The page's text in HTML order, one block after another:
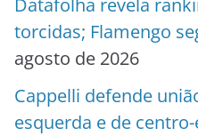
Datafolha revela
torcidas; Flamengo
agosto de 2026
Cappelli defende
esquerda e de